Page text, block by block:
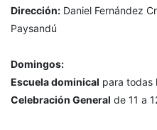
Dirección: Daniel Fernández
Paysandú
Domingos:
Escuela dominical para todas
Celebración General de 11 a